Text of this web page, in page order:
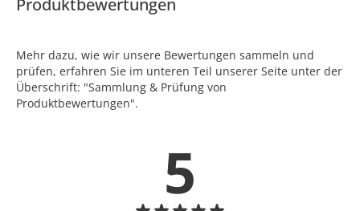
Mehr dazu, wie wir unsere Bewertungen sammeln und
prüfen, erfahren Sie im unteren Teil unserer Seite unter der
Überschrift: "Sammlung & Prüfung von
Produktbewertungen".
5